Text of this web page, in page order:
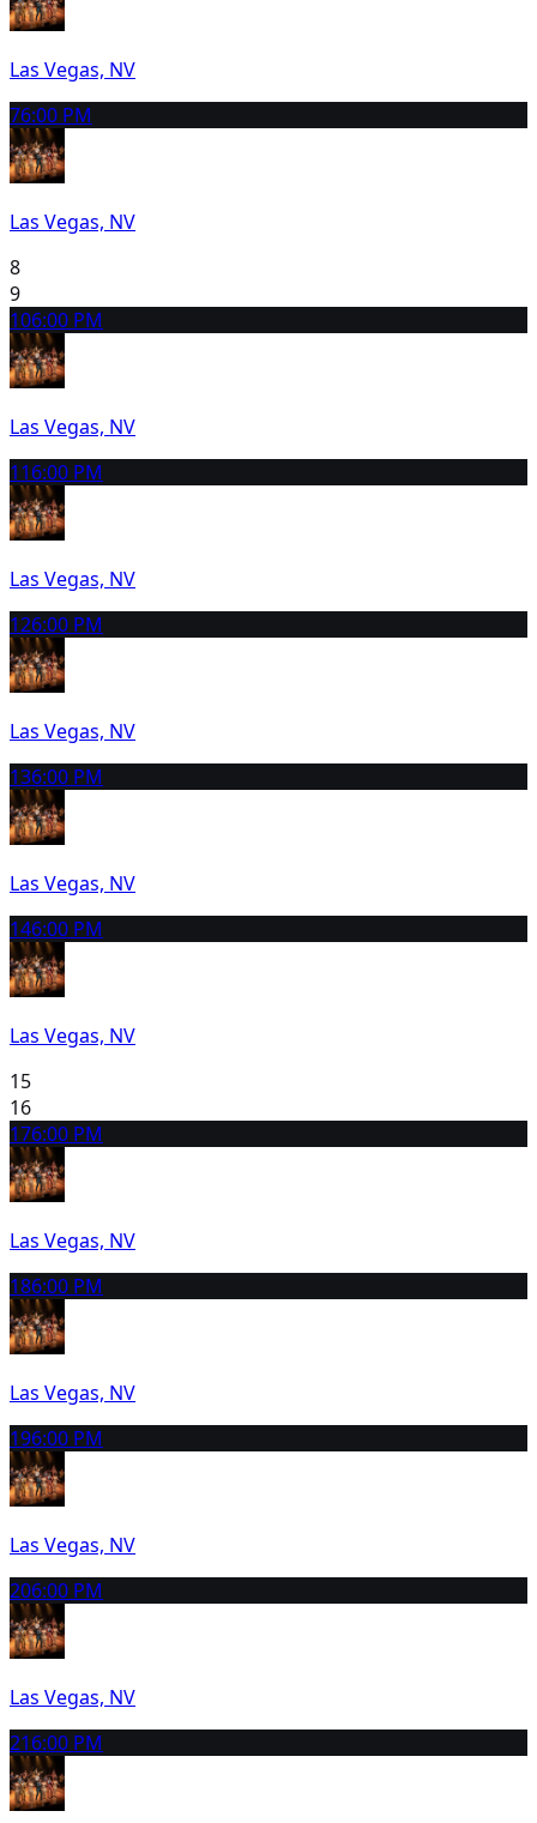
Las Vegas, NV
76:00 PM
Las Vegas, NV
8
9
106:00 PM
Las Vegas, NV
116:00 PM
Las Vegas, NV
126:00 PM
Las Vegas, NV
136:00 PM
Las Vegas, NV
146:00 PM
Las Vegas, NV
15
16
176:00 PM
Las Vegas, NV
186:00 PM
Las Vegas, NV
196:00 PM
Las Vegas, NV
206:00 PM
Las Vegas, NV
216:00 PM